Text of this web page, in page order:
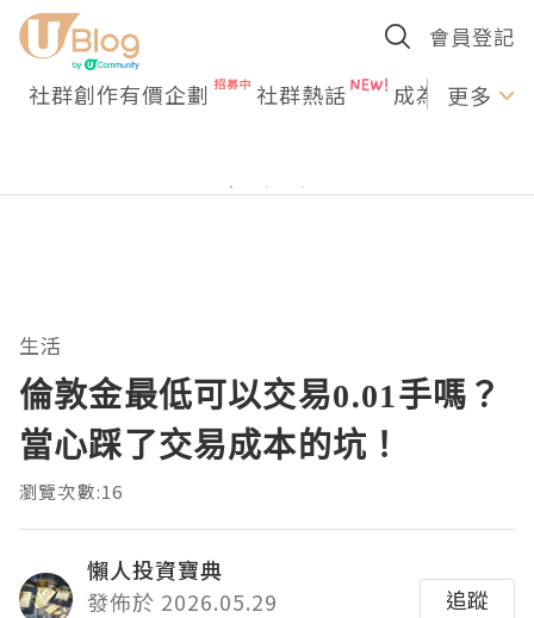
會員登記
社群創作有價企劃 社群熱話 成為U更多
生活
倫敦金最低可以交易0.01手嗎？
當心踩了交易成本的坑！
瀏覽次數:16
懶人投資寶典
發佈於 2026.05.29
追蹤